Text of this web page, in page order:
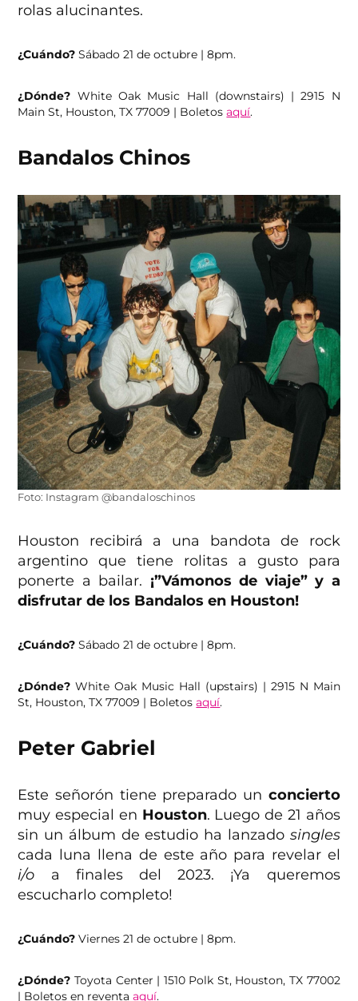
rolas alucinantes.
¿Cuándo? Sábado 21 de octubre | 8pm.
¿Dónde? White Oak Music Hall (downstairs) | 2915 N
Main St, Houston, TX 77009 | Boletosaquí.
Bandalos Chinos
Foto: Instagram @bandaloschinos
Houston recibirá a una bandota de rock
argentino que tiene rolitas a gusto para
ponerte a bailar. ¡”Vámonos de viaje” y a
disfrutar de los Bandalos en Houston!
¿Cuándo? Sábado 21 de octubre | 8pm.
¿Dónde? White Oak Music Hall (upstairs) | 2915 N Main
St, Houston, TX 77009 | Boletosaquí.
Peter Gabriel
Este señorón tiene preparado un concierto
muy especial en Houston. Luego de 21 años
sin un álbum de estudio ha lanzado singles
cada luna llena de este año para revelar el
i/o a finales del 2023. ¡Ya queremos
escucharlo completo!
¿Cuándo? Viernes 21 de octubre | 8pm.
¿Dónde? Toyota Center | 1510 Polk St, Houston, TX 77002
| Boletos en reventaaquí.